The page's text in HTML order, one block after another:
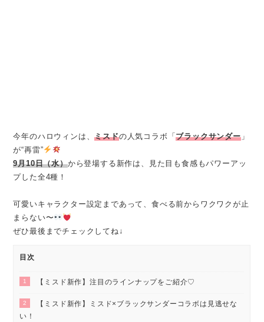
今年のハロウィンは、ミスドの人気コラボ「ブラックサンダー」
が“再雷”
9月10日（水）から登場する新作は、見た目も食感もパワーアッ
プした全4種！
可愛いキャラクター設定まであって、食べる前からワクワクが止
まらない〜
ぜひ最後までチェックしてね↓
目次
1 【ミスド新作】注目のラインナップをご紹介♡
2
【ミスド新作】ミスド×ブラックサンダーコラボは見逃せな
い！